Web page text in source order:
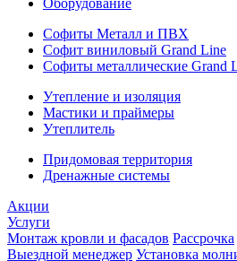
Оборудование
Софиты Металл и ПВХ
Софит виниловый Grand Line
Софиты металлические Grand
Утепление и изоляция
Мастики и праймеры
Утеплитель
Придомовая территория
Дренажные системы
Акции
Услуги
Монтаж кровли и фасадов Рассрочка
Выездной менеджер Установка